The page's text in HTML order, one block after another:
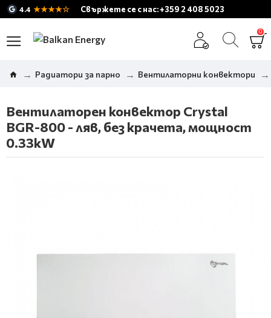
4.4 ★★★★☆ Свържете се с нас: +359 2 408 5023
0
Радиатори за парно Вентилаторни конвектори
Вентилаторен конвектор Crystal
BGR-800 - ляв, без крачета, мощност
0.33kW